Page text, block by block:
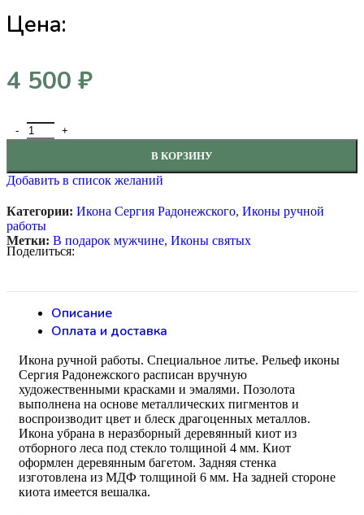
Цена:
4 500 ₽
Количество товара Икона Сергия Радонежского ручной
В КОРЗИНУ
Добавить в список желаний
Категории: Икона Сергия Радонежского, Иконы ручной
работы
Метки: В подарок мужчине, Иконы святых
Поделиться:
Описание
Оплата и доставка
Икона ручной работы. Специальное литье. Рельеф иконы
Сергия Радонежского расписан вручную
художественными красками и эмалями. Позолота
выполнена на основе металлических пигментов и
воспроизводит цвет и блеск драгоценных металлов.
Икона убрана в неразборный деревянный киот из
отборного леса под стекло толщиной 4 мм. Киот
оформлен деревянным багетом. Задняя стенка
изготовлена из МДФ толщиной 6 мм. На задней стороне
киота имеется вешалка.